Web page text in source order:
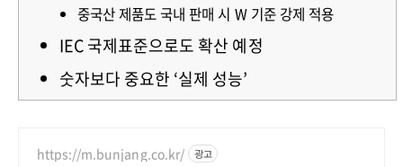
중국산 제품도 국내 판매 시 W 기준 강제 적용
IEC 국제표준으로도 확산 예정
숫자보다 중요한 ‘실제 성능’
https://m.bunjang.co.kr/ 광고